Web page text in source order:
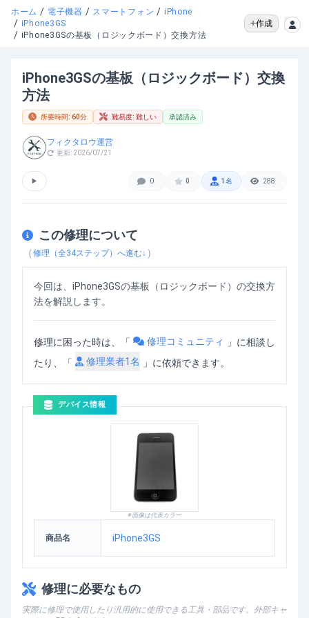
ホーム / 電子機器 / スマートフォン / iPhone
/ iPhone3GS
/ iPhone3GSの基板（ロジックボード）交換方法
作成
iPhone3GSの基板（ロジックボード）交換
方法
所要時間: 60分 難易度: 難しい 承認済み
フィクタロウ運営
更新: 2026/07/21
▶ 0 0 1 名 288
この修理について
（修理（全34ステップ）へ進む↓ ）
今回は、iPhone3GSの基板（ロジックボード）の交換方
法を解説します。
修理に困った時は、「 修理コミュニティ 」 に相談し
たり、「
修理業者1名 」に依頼できます。
デバイス情報
※画像は代表カラー
商品名 iPhone3GS
修理に必要なもの
実際に修理で使用したり汎用的に使用できる工具・部品です。外部キャ